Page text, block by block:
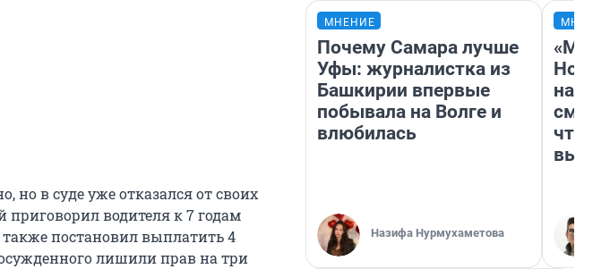
в суде уже отказался от своих
водителя к 7 годам
постановил выплатить 4
лишили прав на три
МНЕНИЕ
Почему Самара лучше
Уфы: журналистка из
Башкирии впервые
побывала на Волге и
влюбилась
Назифа Нурмухаметова
«Мы